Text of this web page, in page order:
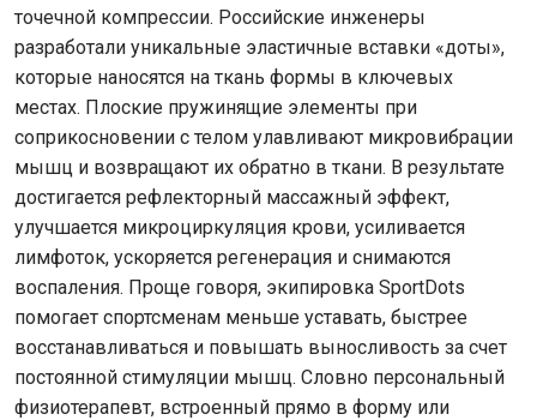
точечной компрессии. Российские инженеры
разработали уникальные эластичные вставки «доты»,
которые наносятся на ткань формы в ключевых
местах. Плоские пружинящие элементы при
соприкосновении с телом улавливают микровибрации
мышц и возвращают их обратно в ткани. В результате
достигается рефлекторный массажный эффект,
улучшается микроциркуляция крови, усиливается
лимфоток, ускоряется регенерация и снимаются
воспаления. Проще говоря, экипировка SportDots
помогает спортсменам меньше уставать, быстрее
восстанавливаться и повышать выносливость за счет
постоянной стимуляции мышц. Словно персональный
физиотерапевт, встроенный прямо в форму или